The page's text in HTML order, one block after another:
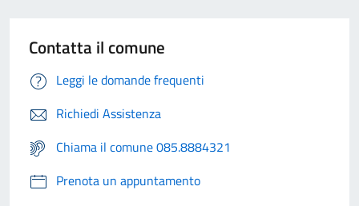
Contatta il comune
Leggi le domande frequenti
Richiedi Assistenza
Chiama il comune 085.8884321
Prenota un appuntamento